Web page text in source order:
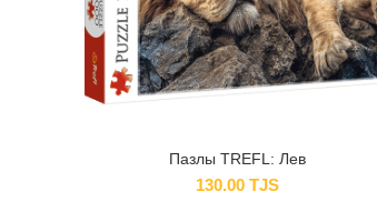
Пазлы TREFL: Лев
130.00TJS